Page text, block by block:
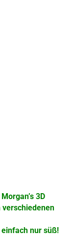
3D
verschiedenen
nur süß!